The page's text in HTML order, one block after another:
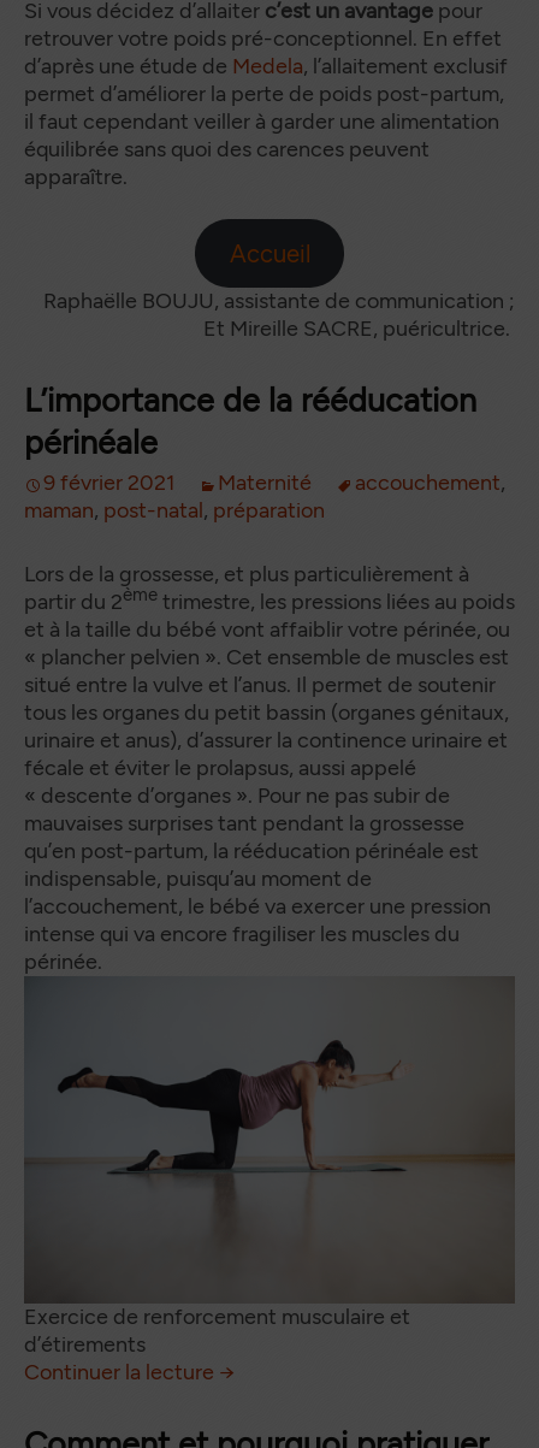
Si vous décidez d’allaiter c’est un avantage pour
retrouver votre poids pré-conceptionnel. En effet
d’après une étude de Medela, l’allaitement exclusif
permet d’améliorer la perte de poids post-partum,
il faut cependant veiller à garder une alimentation
équilibrée sans quoi des carences peuvent
apparaître.
Accueil
Raphaëlle BOUJU, assistante de communication ;
Et Mireille SACRE, puéricultrice.
L’importance de la rééducation
périnéale
9 février 2021 Maternité accouchement,
maman, post-natal, préparation
Lors de la grossesse, et plus particulièrement à
partir du 2ème trimestre, les pressions liées au poids
et à la taille du bébé vont affaiblir votre périnée, ou
« plancher pelvien ». Cet ensemble de muscles est
situé entre la vulve et l’anus. Il permet de soutenir
tous les organes du petit bassin (organes génitaux,
urinaire et anus), d’assurer la continence urinaire et
fécale et éviter le prolapsus, aussi appelé
« descente d’organes ». Pour ne pas subir de
mauvaises surprises tant pendant la grossesse
qu’en post-partum, la rééducation périnéale est
indispensable, puisqu’au moment de
l’accouchement, le bébé va exercer une pression
intense qui va encore fragiliser les muscles du
périnée.
Exercice de renforcement musculaire et
d’étirements
Continuer la lecture de
→